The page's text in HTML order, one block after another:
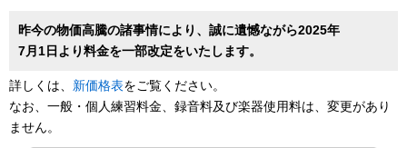
昨今の物価高騰の諸事情により、誠に遺憾ながら2025年
7月1日より料金を一部改定をいたします。
詳しくは、 新価格表をご覧ください。
なお、一般・個人練習料金、録音料及び楽器使用料は、変更があり
ません。